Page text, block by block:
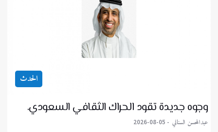
الحدث
وجوه جديدة تقود الحراك الثقافي السعودي.
عبدالمحسن السناني 2026-08-05